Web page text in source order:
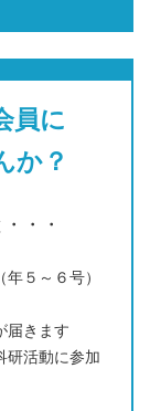
員に
か？
・・
５～６号）
届きます
研活動に参加